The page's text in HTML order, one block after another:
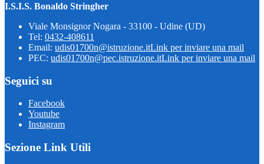
I.S.I.S. Bonaldo Stringher
Viale Monsignor Nogara - 33100 - Udine (UD)
Tel: 0432-408611
Email: udis01700n@istruzione.itLink per inviare una mail
PEC: udis01700n@pec.istruzione.itLink per inviare una mail
Seguici su
Facebook
Youtube
Instagram
Sezione Link Utili